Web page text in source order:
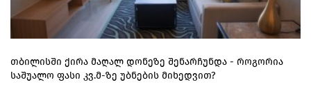
თბილისში ქირა მაღალ დონეზე შენარჩუნდა - როგორია
საშუალო ფასი კვ.მ-ზე უბნების მიხედვით?